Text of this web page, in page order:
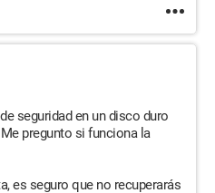
seguridad en un disco duro
pregunto si funciona la
es seguro que no recuperarás